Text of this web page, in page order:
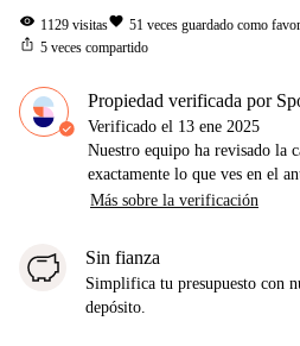
visibility 1129 visitasfavorite 51 veces guardado como
ios_share 5 veces compartido
Propiedad verificada por
Verificado el 13 ene 2025
Nuestro equipo ha revisado la
exactamente lo que ves en el
Más sobre la verificación
Sin fianza
Simplifica tu presupuesto con
depósito.